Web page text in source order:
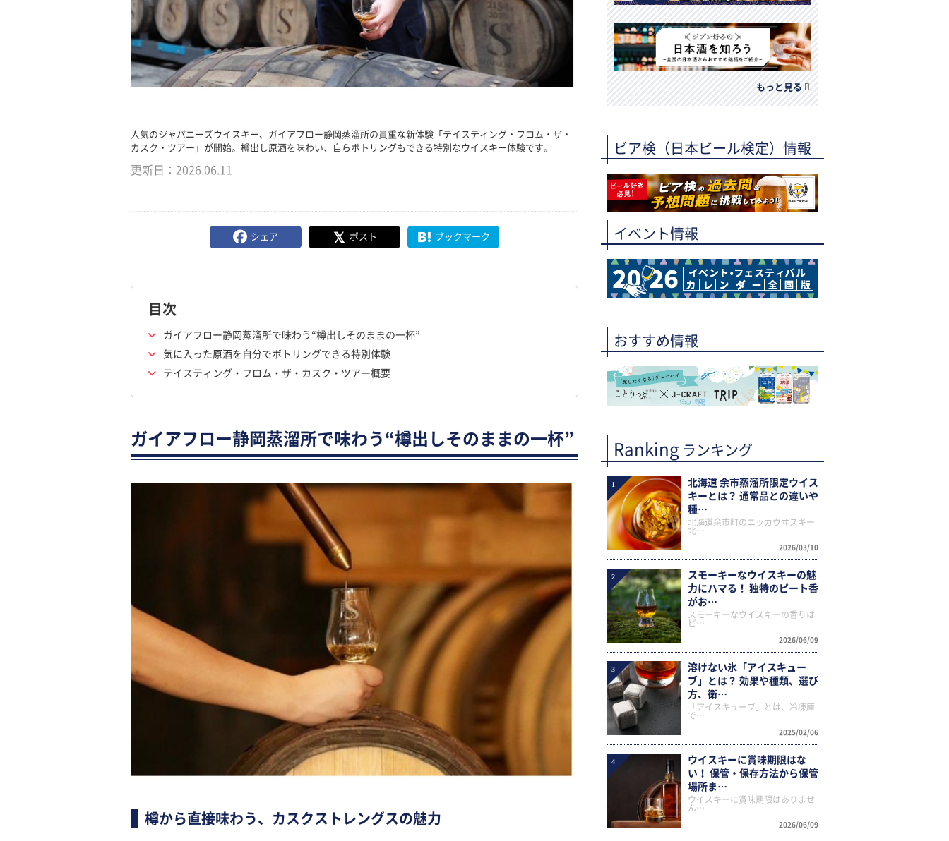
人気のジャパニーズウイスキー、ガイアフロー静岡蒸溜所の貴重な新体験「テイスティング・フロム・ザ・
カスク・ツアー」が開始。樽出し原酒を味わい、自らボトリングもできる特別なウイスキー体験です。
更新日： 2026.06.11
シェア ポスト ブックマーク
目次
ガイアフロー静岡蒸溜所で味わう“樽出しそのままの一杯”
気に入った原酒を自分でボトリングできる特別体験
テイスティング・フロム・ザ・カスク・ツアー概要
ガイアフロー静岡蒸溜所で味わう“樽出しそのままの一杯”
樽から直接味わう、カスクストレングスの魅力
もっと見る
ビア検（日本ビール検定）情報
イベント情報
おすすめ情報
Ranking ランキング
1
北海道 余市蒸溜所限定ウイス
キーとは？ 通常品との違いや
種…
2026/03/10
北海道余市町のニッカウヰスキー
北…
2
スモーキーなウイスキーの魅
力にハマる！ 独特のピート香
がお…
2026/06/09
スモーキーなウイスキーの香りは
ピ…
3
溶けない氷「アイスキュー
ブ」とは？ 効果や種類、選び
方、衛…
2025/02/06
「アイスキューブ」とは、冷凍庫
で…
4
ウイスキーに賞味期限はな
い！ 保管・保存方法から保管
場所ま…
2026/06/09
ウイスキーに賞味期限はありませ
ん…